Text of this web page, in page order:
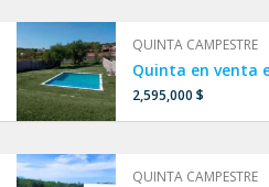
QUINTA CAMPESTRE
Quinta en venta
2,595,000 $
QUINTA CAMPESTRE